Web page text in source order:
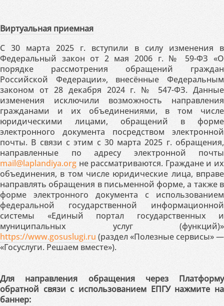
Виртуальная приемная
С 30 марта 2025 г. вступили в силу изменения в
Федеральный закон от 2 мая 2006 г. № 59-ФЗ «О
порядке рассмотрения обращений граждан
Российской Федерации», внесённые Федеральным
законом от 28 декабря 2024 г. № 547-ФЗ. Данные
изменения исключили возможность направления
гражданами и их объединениями, в том числе
юридическими лицами, обращений в форме
электронного документа посредством электронной
почты. В связи с этим с 30 марта 2025 г. обращения,
направленные по адресу электронной почты
mail@laplandiya.org не рассматриваются. Граждане и их
объединения, в том числе юридические лица, вправе
направлять обращения в письменной форме, а также в
форме электронного документа с использованием
федеральной государственной информационной
системы «Единый портал государственных и
муниципальных услуг (функций)»
https://www.gosuslugi.ru (раздел «Полезные сервисы» —
«Госуслуги. Решаем вместе»).
Для направления обращения через Платформу
обратной связи с использованием ЕПГУ нажмите на
баннер: